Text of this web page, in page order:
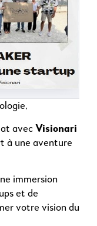
avec Visionari
à une aventure
immersion
et de
votre vision du